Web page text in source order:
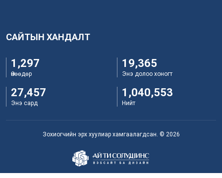
САЙТЫН ХАНДАЛТ
1,297
Өнөөдөр
19,365
Энэ долоо хоногт
27,457
Энэ сард
1,040,553
Нийт
Зохиогчийн эрх хуулиар хамгаалагдсан. © 2026